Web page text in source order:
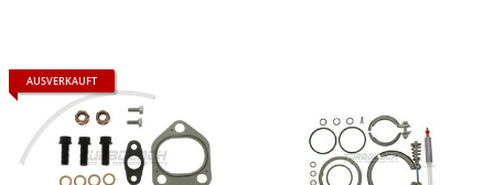
AUSVERKAUFT